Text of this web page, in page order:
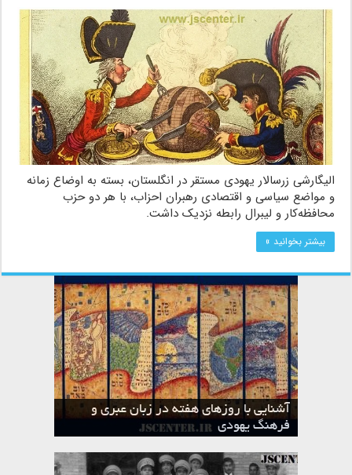
الیگارشی زرسالار یهودی مستقر در انگلستان، بسته به اوضاع زمانه
و مواضع سیاسی و اقتصادی رهبران احزاب، با هر دو حزب
محافظه‌کار و لیبرال رابطه نزدیک داشت.
بیشتر بخوانید »
آشنایی با روزهای هفته در زبان عبری و
فرهنگ یهودی
ماه نیسان در تقویم عبری و میراث یهود
تقویم عبری
ماه شواط در تقویم عبری و میراث یهود
ماه طوت در تقویم عبری و میراث یهود
ماه حشوان در تقویم عبری و میراث یهود
ماه تیشری در تقویم عبری و میراث یهود
ماه الول در تقویم عبری و میراث یهود